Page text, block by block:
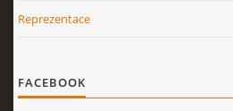
Reprezentace
FACEBOOK